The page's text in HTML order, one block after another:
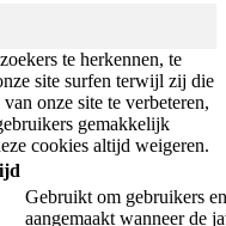
te herkennen, te
site surfen terwijl zij die
onze site te verbeteren,
gemakkelijk
cookies altijd weigeren.
Gebruikt om gebruikers
aangemaakt wanneer de